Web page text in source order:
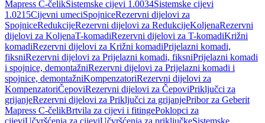
Mapress C-čelikSistemske cijevi 1.0034Sistemske cijevi
1.0215Cijevni umeciSpojniceRezervni dijelovi za
SpojniceRedukcijeRezervni dijelovi za RedukcijeKoljenaRezervni
dijelovi za KoljenaT-komadiRezervni dijelovi za T-komadiKrižni
komadiRezervni dijelovi za Križni komadiPrijelazni komadi,
fiksniRezervni dijelovi za Prijelazni komadi, fiksniPrijelazni komadi
i spojnice, demontažniRezervni dijelovi za Prijelazni komadi i
spojnice, demontažniKompenzatoriRezervni dijelovi za
KompenzatoriČepoviRezervni dijelovi za ČepoviPriključci za
grijanjeRezervni dijelovi za Priključci za grijanjePribor za Geberit
Mapress C-čelikBrtvila za cijevi i fitingePoklopci za
cijeviUčvršćenja za cijeviUčvršćenja za priključkeSistemske